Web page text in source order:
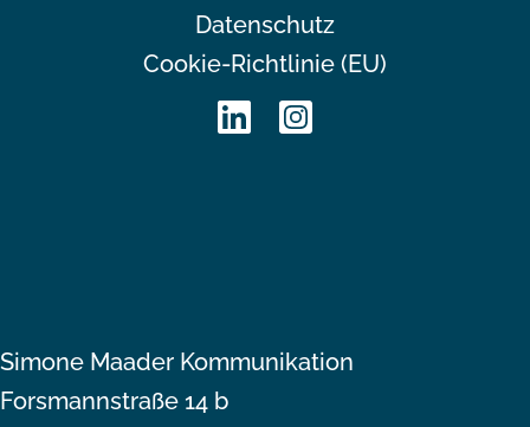
Datenschutz
Cookie-Richtlinie (EU)
Simone Maader Kommunikation
Forsmannstraße 14 b